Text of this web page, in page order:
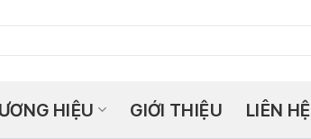
HIỆU GIỚI THIỆU LIÊN HỆ